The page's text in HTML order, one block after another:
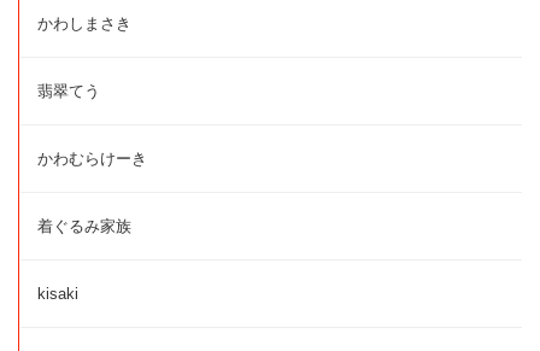
かわしまさき
翡翠てう
かわむらけーき
着ぐるみ家族
kisaki